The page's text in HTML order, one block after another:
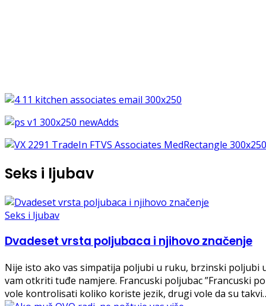
Seks i ljubav
Seks i ljubav
Dvadeset vrsta poljubaca i njihovo značenje
Nije isto ako vas simpatija poljubi u ruku, brzinski poljubi
vam otkriti tuđe namjere. Francuski poljubac ”Francuski
vole kontrolisati koliko koriste jezik, drugi vole da su